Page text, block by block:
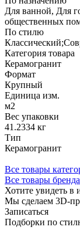
Для ванной, Для
общественных
По стилю
Категория товара
Керамогранит
Формат
Крупный
Единица изм.
м2
Вес упаковки
41.2334 кг
Тип
Керамогранит
Все товары
Все товары
Хотите увидеть в
Мы сделаем 3D-
Записаться
Подборки по